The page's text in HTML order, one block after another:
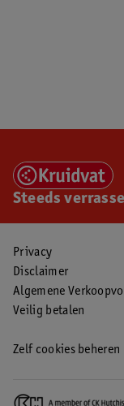
Steeds
Privacy
Disclaimer
Algemene
Veilig betalen
Zelf cookies beheren